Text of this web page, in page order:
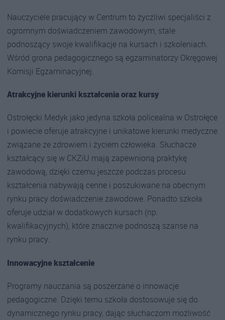
Nauczyciele pracujący w Centrum to życzliwi specjaliści z
ogromnym doświadczeniem zawodowym, stale
podnoszący swoje kwalifikacje na kursach i szkoleniach.
Wśród grona pedagogicznego są egzaminatorzy Okręgowej
Komisji Egzaminacyjnej.
Atrakcyjne kierunki kształcenia oraz kursy
Ostrołęcki Medyk jako jedyna szkoła policealna w Ostrołęce
i powiecie oferuje atrakcyjne i unikatowe kierunki medyczne
związane ze zdrowiem i życiem człowieka. Słuchacze
kształcący się w CKZiU mają zapewnioną praktykę
zawodową, dzięki czemu jeszcze podczas procesu
kształcenia nabywają cenne i poszukiwane na obecnym
rynku pracy doświadczenie zawodowe. Ponadto szkoła
oferuje udział w dodatkowych kursach (np.
kwalifikacyjnych), które znacznie podnoszą szanse na
rynku pracy.
Innowacyjne kształcenie
Programy nauczania są poszerzane o innowacje
pedagogiczne. Dzięki temu szkoła dostosowuje się do
dynamicznego rynku pracy, dając słuchaczom możliwość